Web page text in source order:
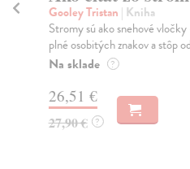
Gooley Tristan | Kniha
Stromy sú ako snehové
plné osobitých znakov a stôp
Na sklade ?
26,51 €
27,90 € ?